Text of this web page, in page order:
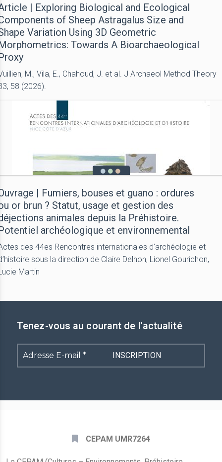
| Exploring Biological and Ecological
of Sheep Astragalus Size and
Variation Using 3D Geometric
Towards A Bioarchaeological
M., Vila, E., Chahoud, J. et al. J Archaeol Method Theory
58 (2026).
| Fumiers, bouses et guano : ordures
or brun ? Statut, usage et gestion des
animales depuis la Préhistoire.
archéologique et environnemental
des 44es Rencontres internationales d’archéologie et
sous la direction de Claire Delhon, Lionel Gourichon,
Martin
Tenez-vous au courant de l'actualité
Adresse
E-
CEPAM UMR7264